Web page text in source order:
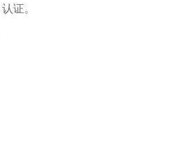
认证。